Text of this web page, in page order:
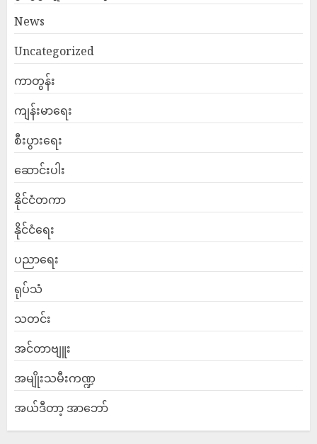
News
Uncategorized
ကာတွန်း
ကျန်းမာရေး
စီးပွားရေး
ဆောင်းပါး
နိုင်ငံတကာ
နိုင်ငံရေး
ပညာရေး
ရုပ်သံ
သတင်း
အင်တာဗျူး
အမျိုးသမီးကဏ္ဍ
အယ်ဒီတာ့ အာဘော်